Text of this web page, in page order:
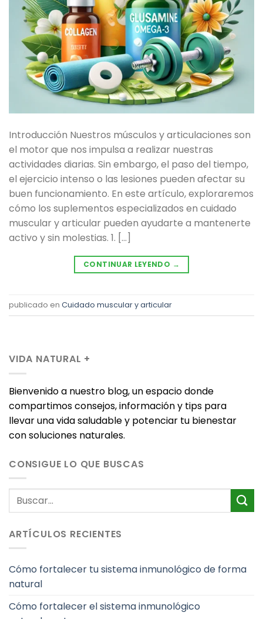
Introducción Nuestros músculos y articulaciones son
el motor que nos impulsa a realizar nuestras
actividades diarias. Sin embargo, el paso del tiempo,
el ejercicio intenso o las lesiones pueden afectar su
buen funcionamiento. En este artículo, exploraremos
cómo los suplementos especializados en cuidado
muscular y articular pueden ayudarte a mantenerte
activo y sin molestias. 1. […]
CONTINUAR LEYENDO →
publicado en Cuidado muscular y articular
VIDA NATURAL +
Bienvenido a nuestro blog, un espacio donde
compartimos consejos, información y tips para
llevar una vida saludable y potenciar tu bienestar
con soluciones naturales.
CONSIGUE LO QUE BUSCAS
ARTÍCULOS RECIENTES
Cómo fortalecer tu sistema inmunológico de forma
natural
Cómo fortalecer el sistema inmunológico